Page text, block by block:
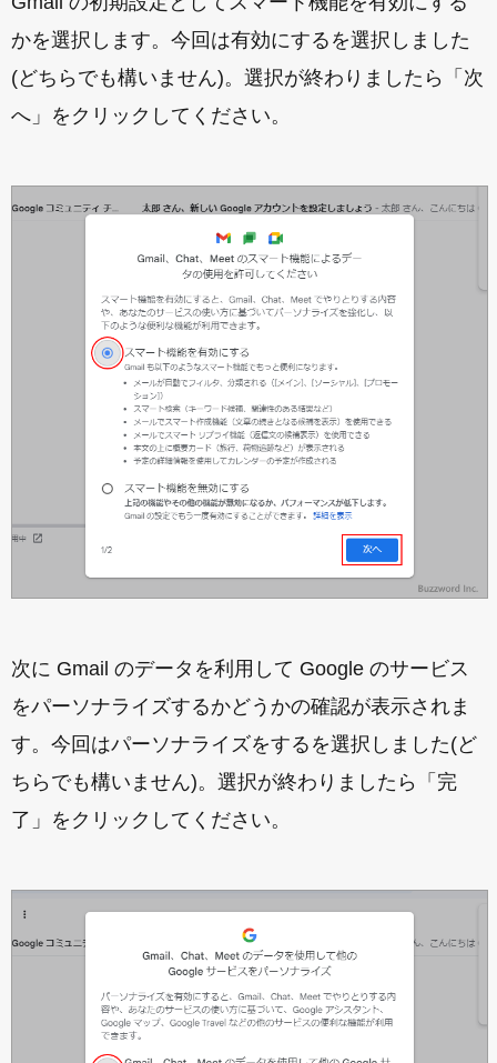
かを選択します。今回は有効にするを選択しました
(どちらでも構いません)。選択が終わりましたら「次
へ」をクリックしてください。
次に Gmail のデータを利用して Google のサービス
をパーソナライズするかどうかの確認が表示されま
す。今回はパーソナライズをするを選択しました(ど
ちらでも構いません)。選択が終わりましたら「完
了」をクリックしてください。